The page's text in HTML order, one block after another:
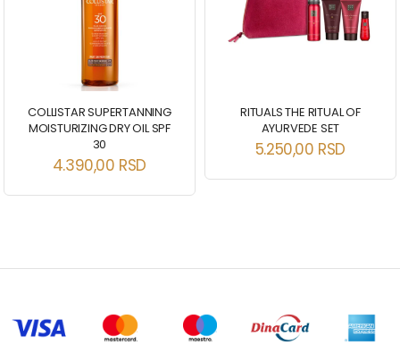
COLLISTAR SUPERTANNING
MOISTURIZING DRY OIL SPF
30
4.390,00 RSD
RITUALS THE RITUAL OF
AYURVEDE SET
5.250,00 RSD